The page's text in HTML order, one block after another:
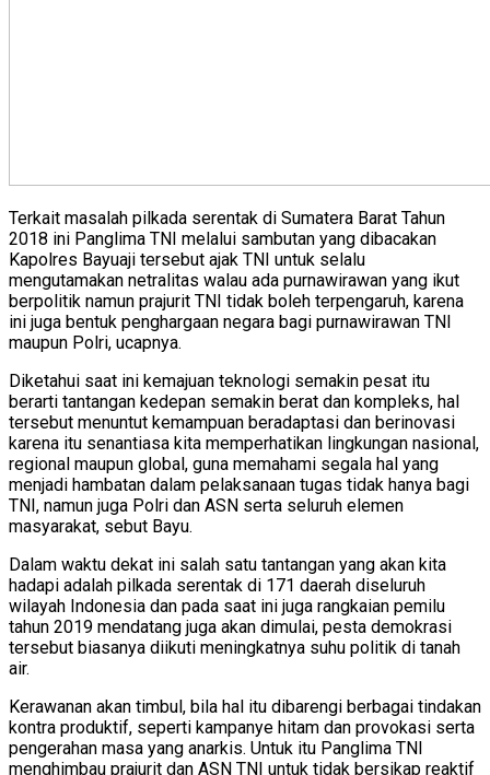
Terkait masalah pilkada serentak di Sumatera Barat Tahun
2018 ini Panglima TNI melalui sambutan yang dibacakan
Kapolres Bayuaji tersebut ajak TNI untuk selalu
mengutamakan netralitas walau ada purnawirawan yang ikut
berpolitik namun prajurit TNI tidak boleh terpengaruh, karena
ini juga bentuk penghargaan negara bagi purnawirawan TNI
maupun Polri, ucapnya.
Diketahui saat ini kemajuan teknologi semakin pesat itu
berarti tantangan kedepan semakin berat dan kompleks, hal
tersebut menuntut kemampuan beradaptasi dan berinovasi
karena itu senantiasa kita memperhatikan lingkungan nasional,
regional maupun global, guna memahami segala hal yang
menjadi hambatan dalam pelaksanaan tugas tidak hanya bagi
TNI, namun juga Polri dan ASN serta seluruh elemen
masyarakat, sebut Bayu.
Dalam waktu dekat ini salah satu tantangan yang akan kita
hadapi adalah pilkada serentak di 171 daerah diseluruh
wilayah Indonesia dan pada saat ini juga rangkaian pemilu
tahun 2019 mendatang juga akan dimulai, pesta demokrasi
tersebut biasanya diikuti meningkatnya suhu politik di tanah
air.
Kerawanan akan timbul, bila hal itu dibarengi berbagai tindakan
kontra produktif, seperti kampanye hitam dan provokasi serta
pengerahan masa yang anarkis. Untuk itu Panglima TNI
menghimbau prajurit dan ASN TNI untuk tidak bersikap reaktif